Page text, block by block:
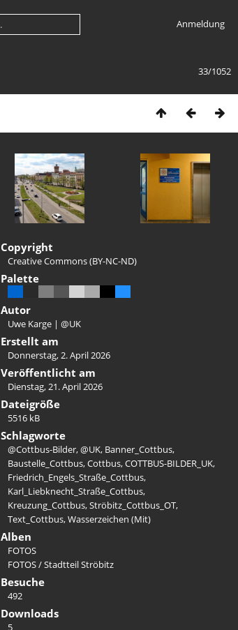
Anmeldung
33/1052
Copyright
Creative Commons (BY-NC-ND)
Palette
Autor
Uwe Karge | @UK
Erstellt am
Donnerstag, 2. April 2026
Veröffentlicht am
Dienstag, 21. April 2026
Dateigröße
5516 kB
Schlagworte
@Cottbus-Bilder,@UK, Banner_Cottbus,
Baustelle_Cottbus,Cottbus,COTTBUS-BILDER_UK,
Friedrich_Engels_Straße_Cottbus,
Karl_Liebknecht_Straße_Cottbus,
Kreuzung_Cottbus,Ströbitz_Cottbus_OT,
Text_Cottbus,Wasserzeichen (Mit)
Alben
FOTOS
FOTOS/Stadtteil Ströbitz
Besuche
492
Downloads
5